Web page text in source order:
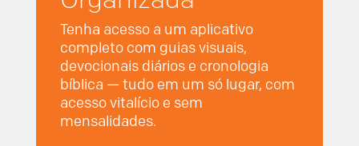
Tenha acesso a um aplicativo
completo com guias visuais,
devocionais diários e cronologia
bíblica — tudo em um só lugar, com
acesso vitalício e sem
mensalidades.